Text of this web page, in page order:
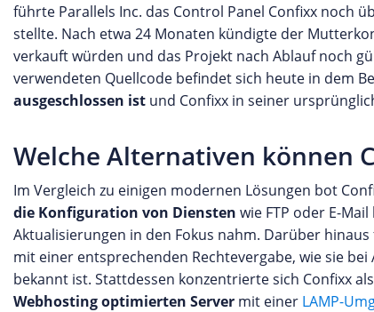
führte Parallels Inc. das Control Panel Confixx noch
stellte. Nach etwa 24 Monaten kündigte der
verkauft würden und das Projekt nach Ablauf noch
verwendeten Quellcode befindet sich heute in dem
ausgeschlossen ist und Confixx in seiner
Welche Alternativen können
Im Vergleich zu einigen modernen Lösungen bot
die Konfiguration von Diensten wie FTP oder E-
Aktualisierungen in den Fokus nahm. Darüber
mit einer entsprechenden Rechtevergabe, wie sie
bekannt ist. Stattdessen konzentrierte sich Confixx
Webhosting optimierten Server mit einer LAMP-